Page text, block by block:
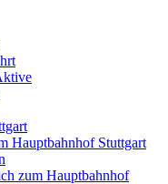
Hauptbahnhof Stuttgart
zum Hauptbahnhof